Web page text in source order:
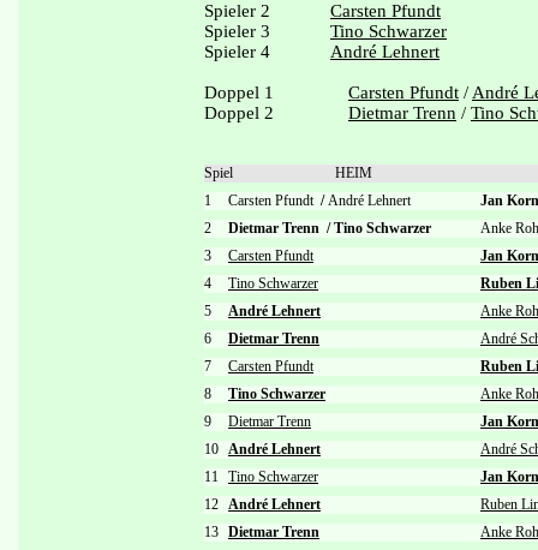
Spieler 2
Carsten Pfundt
Spieler 3
Tino Schwarzer
Spieler 4
André Lehnert
Doppel 1 Carsten Pfundt / André
Doppel 2
Dietmar Trenn / Tino
Spiel
HEIM
1
Carsten Pfundt /André Lehnert
Jan
2
Dietmar Trenn /Tino Schwarzer
Anke
3
Carsten Pfundt
Jan
4
Tino Schwarzer
Ruben
5
André Lehnert
Anke
6
Dietmar Trenn
André
7
Carsten Pfundt
Ruben
8
Tino Schwarzer
Anke
9
Dietmar Trenn
Jan
10 André Lehnert
André
11 Tino Schwarzer
Jan
12 André Lehnert
Ruben
13 Dietmar Trenn
Anke